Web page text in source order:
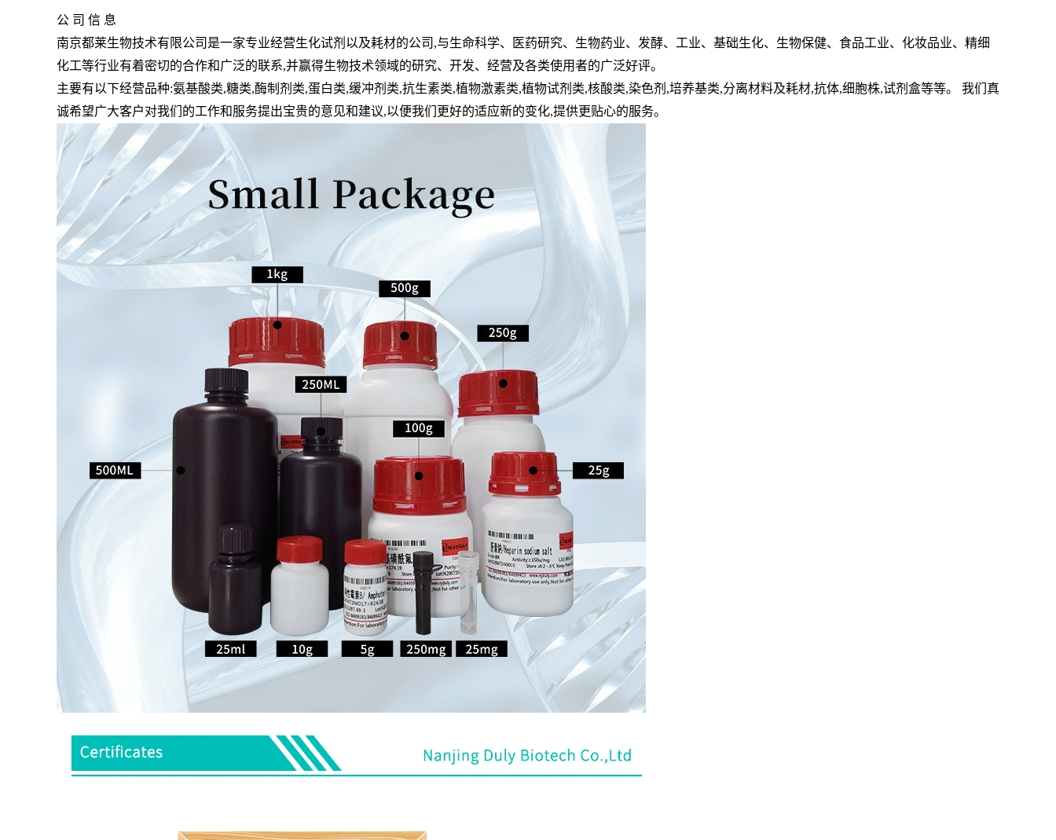
公 司 信 息
南京都莱生物技术有限公司是一家专业经营生化试剂以及耗材的公司 ,与生命科学、医药研究、生物药业、发酵、工业、基础生化、生物保健、食品工业、化妆品业、精细
化工等行业有着密切的合作和广泛的联系,并赢得生物技术领域的研究、开发、经营及各类使用者的广泛好评。
主要有以下经营品种:氨基酸类,糖类,酶制剂类,蛋白类,缓冲剂类,抗生素类,植物激素类,植物试剂类,核酸类,染色剂 ,培养基类,分离材料及耗材,抗体,细胞株,试剂盒等等。 我们真
诚希望广大客户对我们的工作和服务提出宝贵的意见和建议,以便我们更好的适应新的变化,提供更贴心的服务。